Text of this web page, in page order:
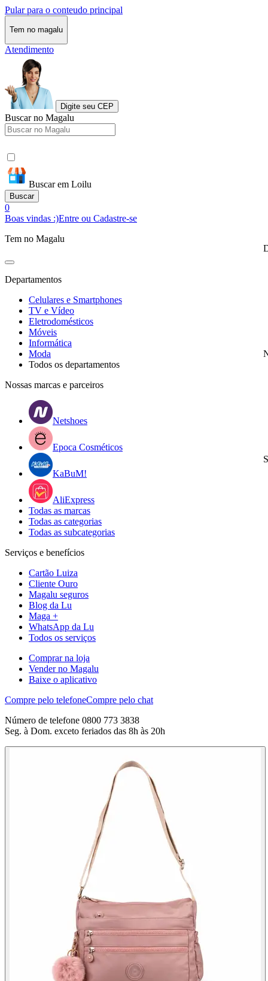
Pular para o conteudo principal
Tem no magalu
Atendimento
Digite seu CEP
Buscar no Magalu
Buscar em Loilu
Buscar
0
Boas vindas :)Entre ou Cadastre-se
Tem no Magalu
Departamentos
Celulares e Smartphones
TV e Vídeo
Eletrodomésticos
Móveis
Informática
Moda
Todos os departamentos
Nossas marcas e parceiros
Netshoes
Epoca Cosméticos
KaBuM!
AliExpress
Todas as marcas
Todas as categorias
Todas as subcategorias
Serviços e benefícios
Cartão Luiza
Cliente Ouro
Magalu seguros
Blog da Lu
Maga +
WhatsApp da Lu
Todos os serviços
Comprar na loja
Vender no Magalu
Baixe o aplicativo
Compre pelo telefoneCompre pelo chat
Número de telefone 0800 773 3838
Seg. à Dom. exceto feriados das 8h às 20h